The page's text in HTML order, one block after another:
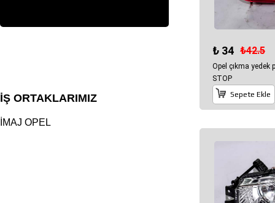
İŞ ORTAKLARIMIZ
İMAJ OPEL
₺ 34 ₺42.5
Opel çıkma yedek
STOP
Sepete Ekle